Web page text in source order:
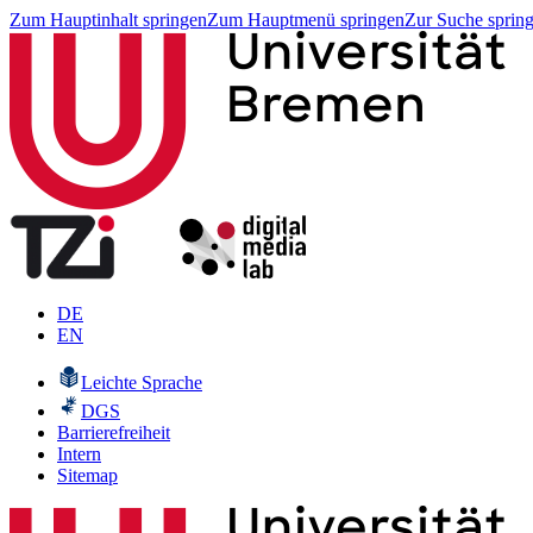
Zum Hauptinhalt springenZum Hauptmenü springenZur Suche
DE
EN
Leichte Sprache
DGS
Barrierefreiheit
Intern
Sitemap